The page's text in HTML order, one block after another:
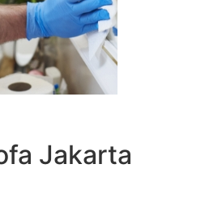
Jakarta